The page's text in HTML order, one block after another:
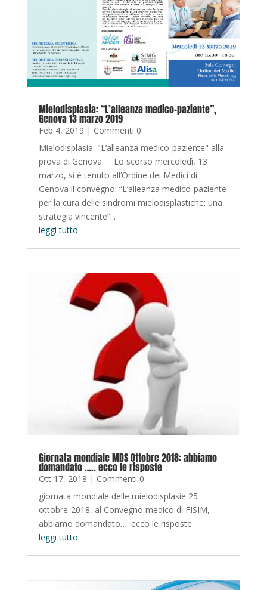
Mielodisplasia: “L’alleanza medico-paziente”,
Genova 13 marzo 2019
Feb 4, 2019 | Commenti 0
Mielodisplasia: "L’alleanza medico-paziente" alla
prova di Genova Lo scorso mercoledì, 13
marzo, si è tenuto all‘Ordine dei Medici di
Genova il convegno: “L’alleanza medico-paziente
per la cura delle sindromi mielodisplastiche: una
strategia vincente“...
leggi tutto
Giornata mondiale MDS Ottobre 2018: abbiamo
domandato ….. ecco le risposte
Ott 17, 2018 | Commenti 0
giornata mondiale delle mielodisplasie 25
ottobre-2018, al Convegno medico di FISIM,
abbiamo domandato…. ecco le risposte
leggi tutto